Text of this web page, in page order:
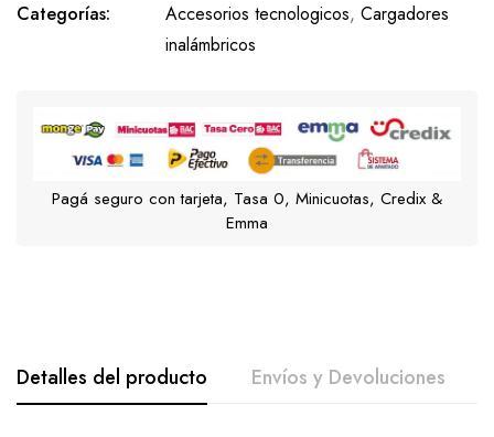
Categorías:
Accesorios tecnologicos, Cargadores
inalámbricos
Pagá seguro con tarjeta, Tasa 0, Minicuotas, Credix &
Emma
Detalles del producto Envíos y Devoluciones